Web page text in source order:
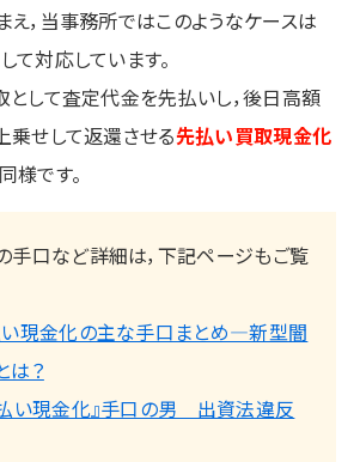
え，当事務所ではこのようなケースは
て対応しています。
として査定代金を先払いし，後日高額
乗せして返還させる先払い買取現金化
様です。
手口など詳細は，下記ページもご覧
い現金化の主な手口まとめ―新型闇
は？
払い現金化』手口の男 出資法違反